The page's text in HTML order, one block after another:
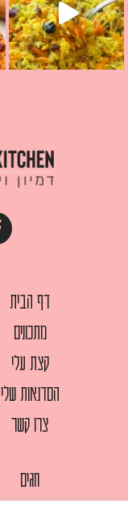
דף הבית
מתכונים
קצת עלי
הסדנאות שלי
צרו קשר
חגים